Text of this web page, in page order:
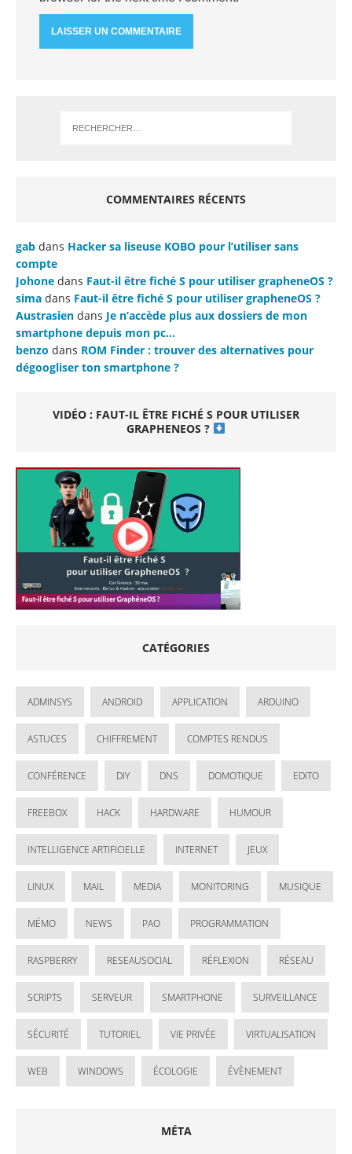
COMMENTAIRES RÉCENTS
gab dans Hacker sa liseuse KOBO pour l’utiliser sans
compte
Johone dans Faut-il être fiché S pour utiliser grapheneOS ?
sima dans Faut-il être fiché S pour utiliser grapheneOS ?
Austrasien dans Je n’accède plus aux dossiers de mon
smartphone depuis mon pc…
benzo dans ROM Finder : trouver des alternatives pour
dégoogliser ton smartphone ?
VIDÉO : FAUT-IL ÊTRE FICHÉ S POUR UTILISER
GRAPHENEOS ?
CATÉGORIES
ADMINSYS ANDROID APPLICATION ARDUINO
ASTUCES CHIFFREMENT COMPTES RENDUS
CONFÉRENCE DIY DNS DOMOTIQUE EDITO
FREEBOX HACK HARDWARE HUMOUR
INTELLIGENCE ARTIFICIELLE INTERNET JEUX
LINUX MAIL MEDIA MONITORING MUSIQUE
MÉMO NEWS PAO PROGRAMMATION
RASPBERRY RESEAUSOCIAL RÉFLEXION RÉSEAU
SCRIPTS SERVEUR SMARTPHONE SURVEILLANCE
SÉCURITÉ TUTORIEL VIE PRIVÉE VIRTUALISATION
WEB WINDOWS ÉCOLOGIE ÉVÈNEMENT
MÉTA